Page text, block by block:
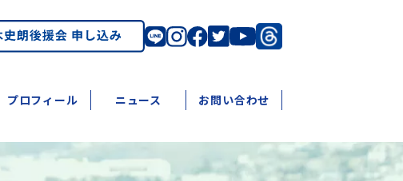
プロフィール ニュース お問い合わせ